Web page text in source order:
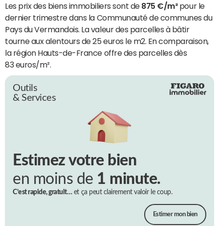
Les prix des biens immobiliers sont de 875 €/m²pour le
dernier trimestre dans la Communauté de communes du
Pays du Vermandois. La valeur des parcelles à bâtir
tourne aux alentours de 25 euros le m2. En comparaison,
la région Hauts-de-France offre des parcelles dès
83 euros/m².
Outils
& Services
Estimez votre bien
en moins de 1 minute.
C’est rapide, gratuit…et ça peut clairement valoir le coup.
Estimer mon bien